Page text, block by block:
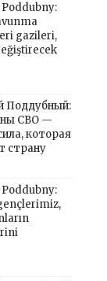
gazileri,
Поддубный:
СВО —
которая
страну